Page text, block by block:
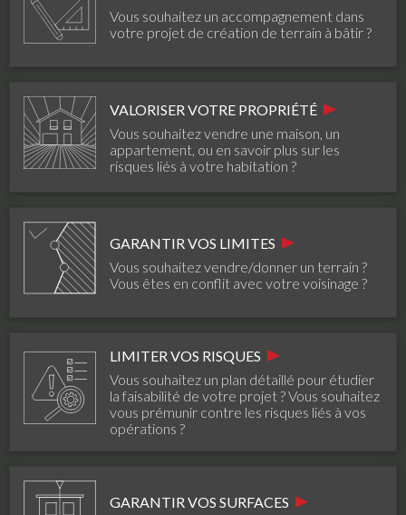
Vous souhaitez un accompagnement dans
votre projet de création de terrain à bâtir ?
VALORISER VOTRE PROPRIÉTÉ
Vous souhaitez vendre une maison, un
appartement, ou en savoir plus sur les
risques liés à votre habitation ?
GARANTIR VOS LIMITES
Vous souhaitez vendre/donner un terrain ?
Vous êtes en conflit avec votre voisinage ?
LIMITER VOS RISQUES
Vous souhaitez un plan détaillé pour étudier
la faisabilité de votre projet ? Vous souhaitez
vous prémunir contre les risques liés à vos
opérations ?
GARANTIR VOS SURFACES